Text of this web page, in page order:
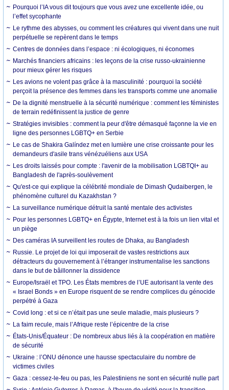
Pourquoi l’IA vous dit toujours que vous avez une excellente idée, ou
l’effet sycophante
Le rythme des abysses, ou comment les créatures qui vivent dans une nuit
perpétuelle se repèrent dans le temps
Centres de données dans l’espace : ni écologiques, ni économes
Marchés financiers africains : les leçons de la crise russo-ukrainienne
pour mieux gérer les risques
Les avions ne volent pas grâce à la masculinité : pourquoi la société
perçoit la présence des femmes dans les transports comme une anomalie
De la dignité menstruelle à la sécurité numérique : comment les féministes
de terrain redéfinissent la justice de genre
Stratégies invisibles : comment la peur d'être démasqué façonne la vie en
ligne des personnes LGBTQ+ en Serbie
Le cas de Shakira Galíndez met en lumière une crise croissante pour les
demandeurs d'asile trans vénézuéliens aux USA
Les droits laissés pour compte : l'avenir de la mobilisation LGBTQI+ au
Bangladesh de l'après-soulèvement
Qu'est-ce qui explique la célébrité mondiale de Dimash Qudaibergen, le
phénomène culturel du Kazakhstan ?
La surveillance numérique détruit la santé mentale des activistes
Pour les personnes LGBTQ+ en Égypte, Internet est à la fois un lien vital et
un piège
Des caméras IA surveillent les routes de Dhaka, au Bangladesh
Russie. Le projet de loi qui imposerait de vastes restrictions aux
détracteurs du gouvernement à l’étranger instrumentalise les sanctions
dans le but de bâillonner la dissidence
Europe/Israël et TPO. Les États membres de l’UE autorisant la vente des
« Israel Bonds » en Europe risquent de se rendre complices du génocide
perpétré à Gaza
Covid long : et si ce n’était pas une seule maladie, mais plusieurs ?
La faim recule, mais l’Afrique reste l’épicentre de la crise
États-Unis/Équateur : De nombreux abus liés à la coopération en matière
de sécurité
Ukraine : l’ONU dénonce une hausse spectaculaire du nombre de
victimes civiles
Gaza : cessez-le-feu ou pas, les Palestiniens ne sont en sécurité nulle part